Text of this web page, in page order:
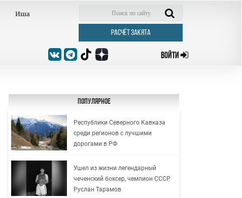
Иша
РАСЧЁТ ЗАКЯТА
ВОЙТИ
Популярное
Республики Северного Кавказа
среди регионов с лучшими
дорогами в РФ
Ушел из жизни легендарный
чеченский боксер, чемпион СССР
Руслан Тарамов